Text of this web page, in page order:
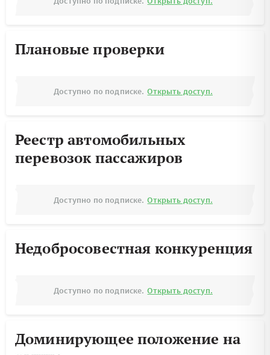
Плановые проверки
Доступно по подписке. Открыть доступ.
Реестр автомобильных
перевозок пассажиров
Доступно по подписке. Открыть доступ.
Недобросовестная конкуренция
Доступно по подписке. Открыть доступ.
Доминирующее положение на